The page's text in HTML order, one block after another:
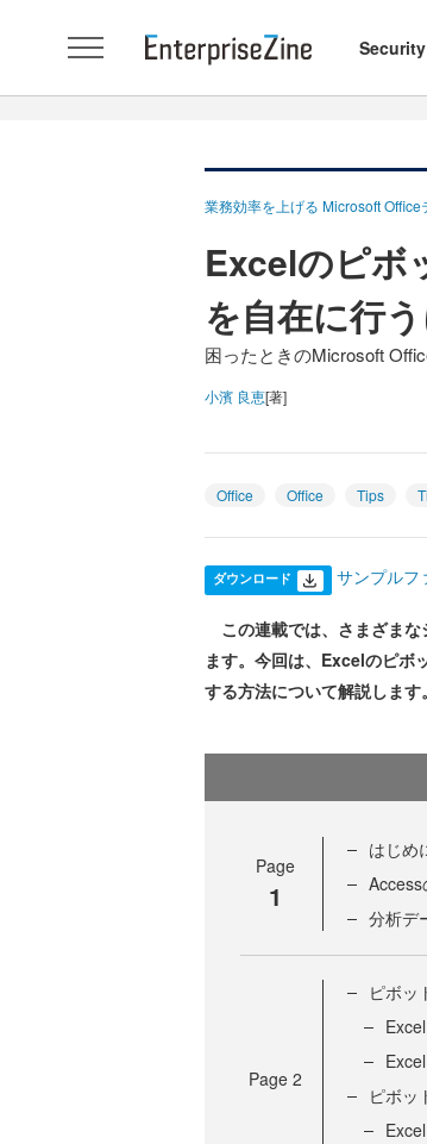
業務効率を上げる Microsoft Office
Excelのピボ
を自在に行
困ったときのMicrosoft
小濱 良恵[著]
Office Office Tips
ダウンロード サンプルフ
この連載では、さまざま
ます。今回は、Excelのピボ
する方法について解説します。
Page
1
はじめ
分析デ
Page 2
ピボッ
ピボッ